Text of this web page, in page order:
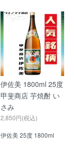
伊佐美 1800ml 25度
甲斐商店 芋焼酎 い
さみ
2,850円(税込)
伊佐美 25度 1800ml